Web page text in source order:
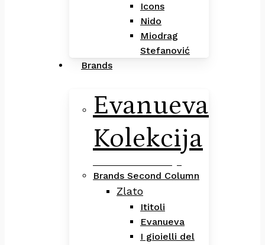
Icons
Nido
Miodrag
Stefanović
Brands
Evanueva
Kolekcija
Brands Second Column
Zlato
Ititoli
Evanueva
I gioielli del